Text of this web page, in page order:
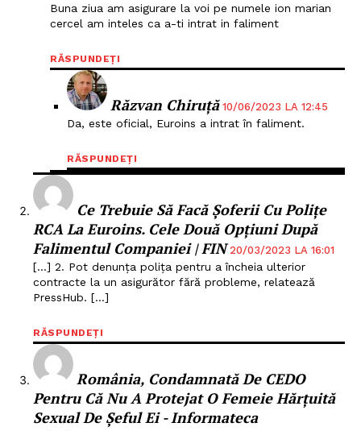
Buna ziua am asigurare la voi pe numele ion marian
cercel am inteles ca a-ti intrat in faliment
RĂSPUNDEȚI
Răzvan Chiruță 10/06/2023 LA 12:45
Da, este oficial, Euroins a intrat în faliment.
RĂSPUNDEȚI
Ce Trebuie Să Facă Șoferii Cu Polițe
RCA La Euroins. Cele Două Opțiuni După
Falimentul Companiei | FIN 20/03/2023 LA 16:01
[…] 2. Pot denunța polița pentru a încheia ulterior
contracte la un asigurător fără probleme, relatează
PressHub. […]
RĂSPUNDEȚI
România, Condamnată De CEDO
Pentru Că Nu A Protejat O Femeie Hărțuită
Sexual De Șeful Ei - Informateca